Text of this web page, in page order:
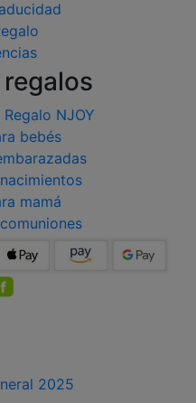
NJOY
bebés
mamá
2025